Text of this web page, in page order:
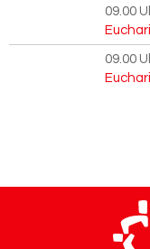
09.00
09.00